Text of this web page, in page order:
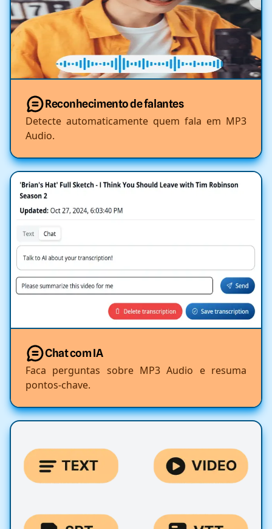
Reconhecimento de falantes
Detecte automaticamente quem fala em MP3
Audio.
Chat com IA
Faca perguntas sobre MP3 Audio e resuma
pontos-chave.